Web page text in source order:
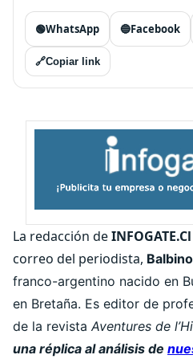
🟢WhatsApp 🔵Facebook
🔗Copiar link
La redacción deINFOGATE.Cl
correo del periodista,
franco-argentino nacido en
en Bretaña. Es editor de
de la revistaAventures de
una réplica al análisis de